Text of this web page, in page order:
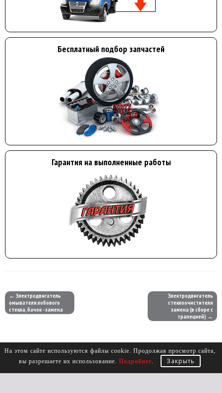
Бесплатный подбор запчастей
Гарантия на выполненные работы
← Электродвигатель
омывателя лобового
стекла, бачок - замена
Электродвигатель
стеклоочистителя
замена (в сборе с
трапецией) →
На этом сайте используются файлы cookie. Продолжая просмотр сайта,
вы разрешаете их использование. Подробнее. Закрыть